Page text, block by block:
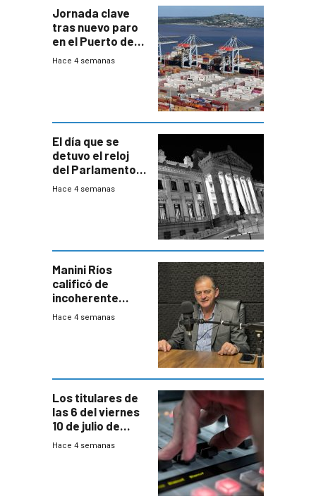
Jornada clave
tras nuevo paro
en el Puerto de
Montevideo
Hace 4 semanas
El día que se
detuvo el reloj
del Parlamento
para negociar
Hace 4 semanas
Manini Ríos
calificó de
incoherente
decisión de
Hace 4 semanas
Los titulares de
las 6 del viernes
10 de julio de
2026
Hace 4 semanas